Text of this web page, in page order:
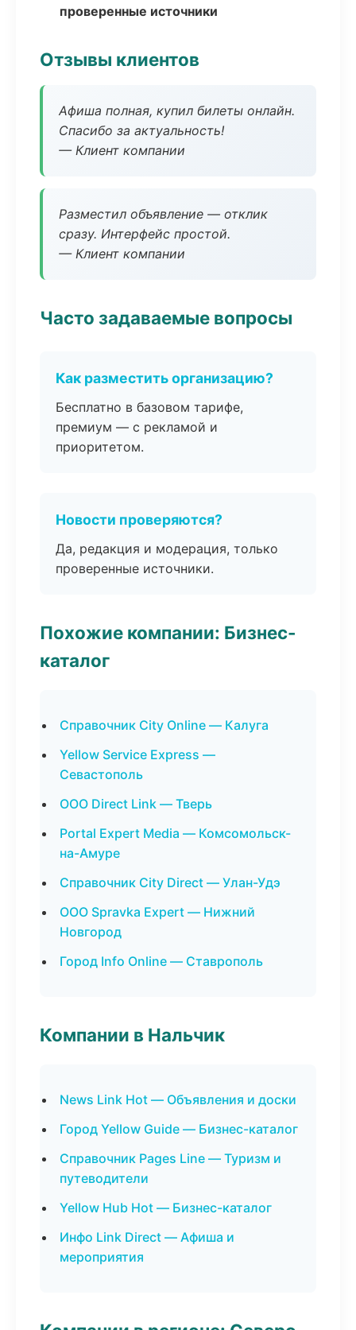
проверенные источники
Отзывы клиентов
Афиша полная, купил билеты онлайн.
Спасибо за актуальность!
— Клиент компании
Разместил объявление — отклик
сразу. Интерфейс простой.
— Клиент компании
Часто задаваемые вопросы
Как разместить организацию?
Бесплатно в базовом тарифе,
премиум — с рекламой и
приоритетом.
Новости проверяются?
Да, редакция и модерация, только
проверенные источники.
Похожие компании: Бизнес-
каталог
Справочник City Online — Калуга
Yellow Service Express —
Севастополь
ООО Direct Link — Тверь
Portal Expert Media — Комсомольск-
на-Амуре
Справочник City Direct — Улан-Удэ
ООО Spravka Expert — Нижний
Новгород
Город Info Online — Ставрополь
Компании в Нальчик
News Link Hot — Объявления и доски
Город Yellow Guide — Бизнес-каталог
Справочник Pages Line — Туризм и
путеводители
Yellow Hub Hot — Бизнес-каталог
Инфо Link Direct — Афиша и
мероприятия